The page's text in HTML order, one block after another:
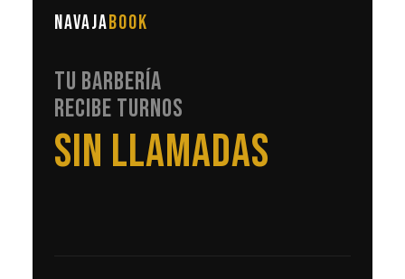
NAVAJABOOK
TU BARBERÍA
RECIBE TURNOS
EN AUTOMÁTICO